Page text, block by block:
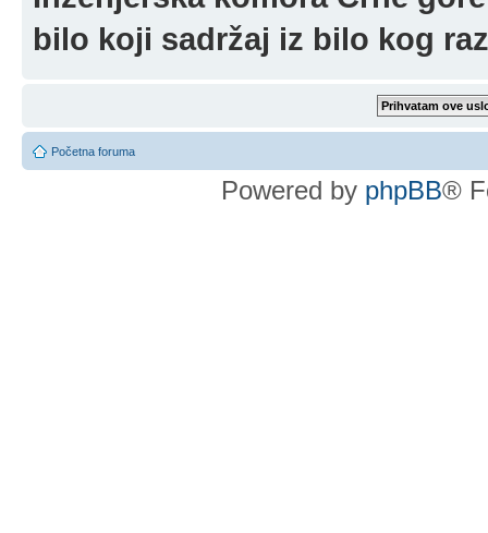
bilo koji sadržaj iz bilo kog
Početna foruma
Powered by phpBB®